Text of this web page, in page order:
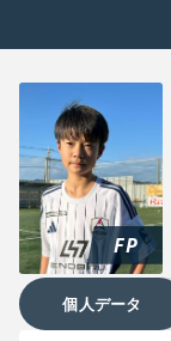
FP
個人データ